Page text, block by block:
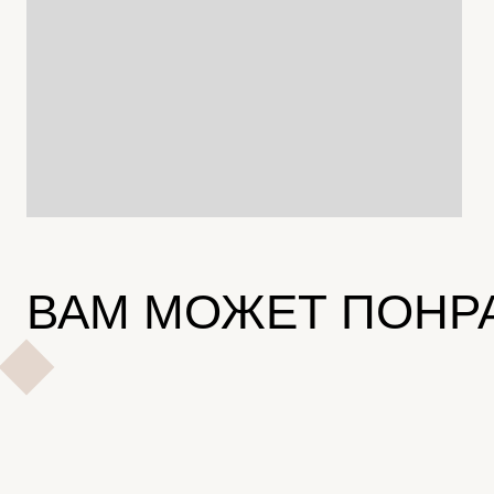
ВАМ МОЖЕТ